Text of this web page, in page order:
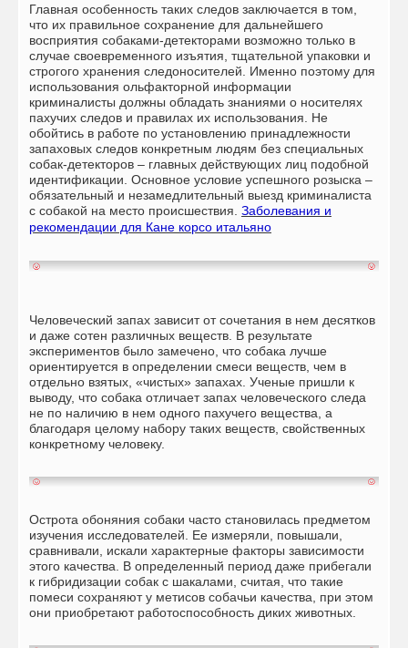
Главная особенность таких следов заключается в том,
что их правильное сохранение для дальнейшего
восприятия собаками-детекторами возможно только в
случае своевременного изъятия, тщательной упаковки и
строгого хранения следоносителей. Именно поэтому для
использования ольфакторной информации
криминалисты должны обладать знаниями о носителях
пахучих следов и правилах их использования. Не
обойтись в работе по установлению принадлежности
запаховых следов конкретным людям без специальных
собак-детекторов – главных действующих лиц подобной
идентификации. Основное условие успешного розыска –
обязательный и незамедлительный выезд криминалиста
с собакой на место происшествия. Заболевания и
рекомендации для Кане корсо итальяно
Человеческий запах зависит от сочетания в нем десятков
и даже сотен различных веществ. В результате
экспериментов было замечено, что собака лучше
ориентируется в определении смеси веществ, чем в
отдельно взятых, «чистых» запахах. Ученые пришли к
выводу, что собака отличает запах человеческого следа
не по наличию в нем одного пахучего вещества, а
благодаря целому набору таких веществ, свойственных
конкретному человеку.
Острота обоняния собаки часто становилась предметом
изучения исследователей. Ее измеряли, повышали,
сравнивали, искали характерные факторы зависимости
этого качества. В определенный период даже прибегали
к гибридизации собак с шакалами, считая, что такие
помеси сохраняют у метисов собачьи качества, при этом
они приобретают работоспособность диких животных.